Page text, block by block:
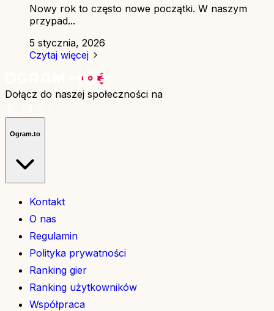
Nowy rok to często nowe początki. W naszym
przypad...
5 stycznia, 2026
Czytaj więcej
Dołącz do naszej społeczności na
Ogram.to
Kontakt
O nas
Regulamin
Polityka prywatności
Ranking gier
Ranking użytkowników
Współpraca